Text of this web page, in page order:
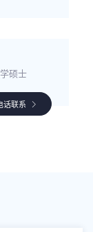
硕士
话联系